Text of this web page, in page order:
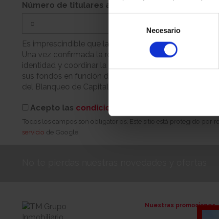
consentimiento
Necesario
Número de titulares adicionales
Es imprescindible que la persona que realiza la
Una vez confirmada la reserva, nuestro equipo se
identidad y coordinar la cita para la firma. Recuerde
sus fondos en función de su condición (persona
del Blanqueo de Capitales.
Acepto las condiciones de reserva
Todos los campos son obligatorios. Este sitio está protegido por
servicio de Google
Nuestras promociones